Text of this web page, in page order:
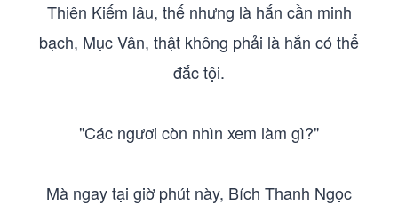
Thiên Kiếm lâu, thế nhưng là hắn cần minh
bạch, Mục Vân, thật không phải là hắn có thể
đắc tội.
"Các ngươi còn nhìn xem làm gì?"
Mà ngay tại giờ phút này, Bích Thanh Ngọc